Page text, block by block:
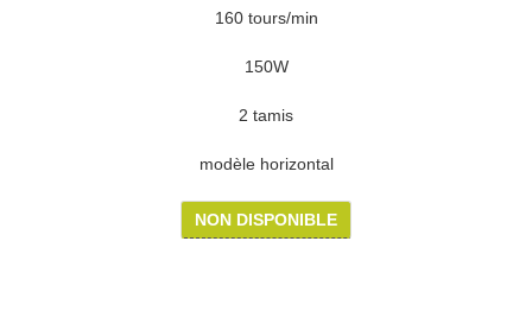
160 tours/min
150W
2 tamis
modèle horizontal
NON DISPONIBLE